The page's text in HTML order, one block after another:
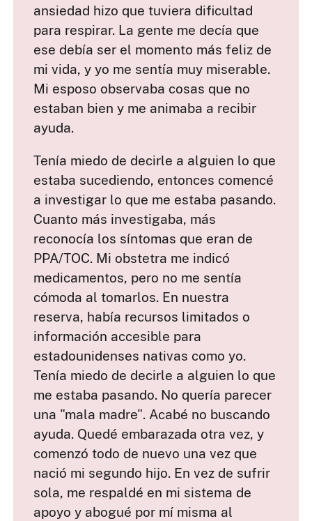
ansiedad hizo que tuviera dificultad
para respirar. La gente me decía que
ese debía ser el momento más feliz de
mi vida, y yo me sentía muy miserable.
Mi esposo observaba cosas que no
estaban bien y me animaba a recibir
ayuda.​
Tenía miedo de decirle a alguien lo que
estaba sucediendo, entonces comencé
a investigar lo que me estaba pasando.
Cuanto más investigaba, más
reconocía los síntomas que eran de
PPA/TOC. Mi obstetra me indicó
medicamentos, pero no me sentía
cómoda al tomarlos. En nuestra
reserva, había recursos limitados o
información accesible para
estadounidenses nativas como yo.
Tenía miedo de decirle a alguien lo que
me estaba pasando. No quería parecer
una "mala madre". Acabé no buscando
ayuda. Quedé embarazada otra vez, y
comenzó todo de nuevo una vez que
nació mi segundo hijo. En vez de sufrir
sola, me respaldé en mi sistema de
apoyo y abogué por mí misma al